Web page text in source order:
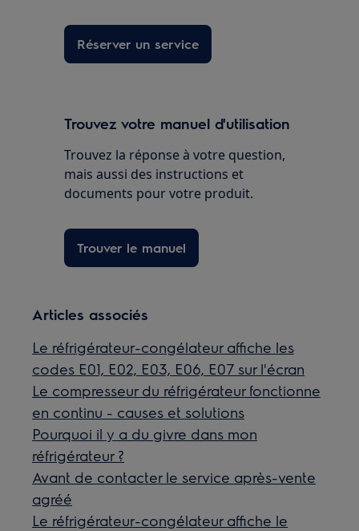
Réserver un service
Trouvez votre manuel d'utilisation
Trouvez la réponse à votre question,
mais aussi des instructions et
documents pour votre produit.
Trouver le manuel
Articles associés
Le réfrigérateur-congélateur affiche les
codes E01, E02, E03, E06, E07 sur l'écran
Le compresseur du réfrigérateur fonctionne
en continu - causes et solutions
Pourquoi il y a du givre dans mon
réfrigérateur ?
Avant de contacter le service après-vente
agréé
Le réfrigérateur-congélateur affiche le